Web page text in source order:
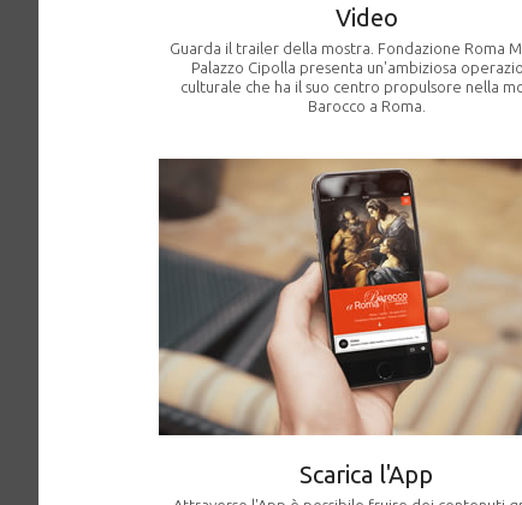
Video
Guarda il trailer della mostra. Fondazione Roma
Palazzo Cipolla presenta un'ambiziosa
culturale che ha il suo centro propulsore nella
Barocco a Roma.
Scarica l'App